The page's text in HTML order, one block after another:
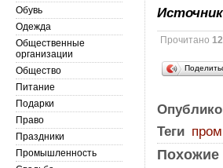
Прочитано
Теги
Похожие
Обувь
Одежда
Общественные
организации
Общество
Питание
Подарки
Право
Праздники
Промышленность